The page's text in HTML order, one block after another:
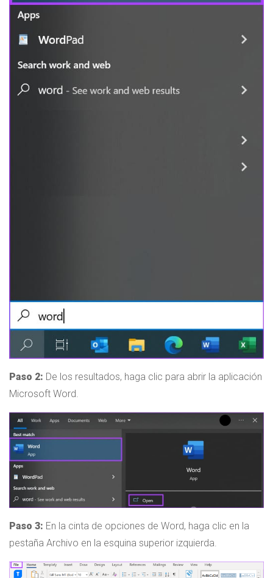
Paso 2: De los resultados, haga clic para abrir la aplicación
Microsoft Word.
Paso 3: En la cinta de opciones de Word, haga clic en la
pestaña Archivo en la esquina superior izquierda.